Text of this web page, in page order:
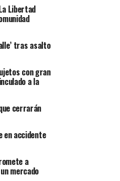
de Conache será el
Cajamarquina. Será
carnaval en el corazón del
se cumple las ‘Bodas
la misma que
y cuenta con el
y nacionales,
promover la
con sus coplas, su
su exquisita comida,
y la alegría para las
Libertad
tras asalto
con gran
a la
cerrarán
en accidente
a
mercado